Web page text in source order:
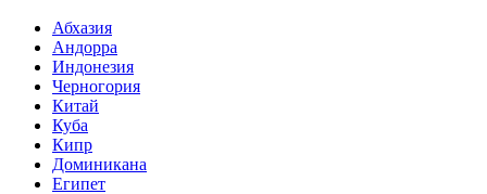
Абхазия
Андорра
Индонезия
Черногория
Китай
Куба
Кипр
Доминикана
Египет